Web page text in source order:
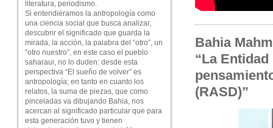
literatura, periodismo.
Si entendiéramos la antropología como
una ciencia social que busca analizar,
descubrir el significado que guarda la
mirada, la acción, la palabra del “otro”, un
“otro nuestro”, en este caso el pueblo
saharaui, no lo duden: desde esta
perspectiva “El sueño de volver” es
antropología; en tanto en cuanto los
relatos, la suma de piezas, que como
pinceladas va dibujando Bahia, nos
acercan al significado particular que para
esta generación tuvo y tienen
Bahia
“La
(RASD)”